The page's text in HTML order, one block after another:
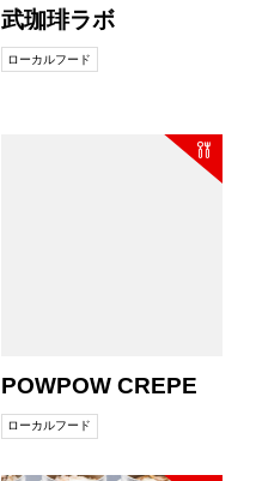
武珈琲ラボ
ローカルフード
POWPOW CREPE
ローカルフード